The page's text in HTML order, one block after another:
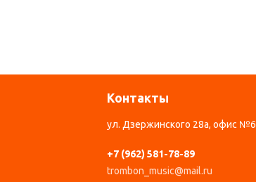
Контакты
ул. Дзержинского 28а, офис №6
+7 (962) 581-78-89
trombon_music@mail.ru